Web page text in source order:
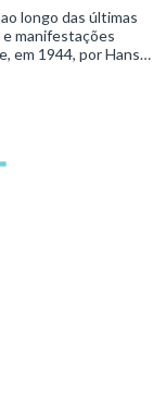
manifestações
em 1944, por Hans